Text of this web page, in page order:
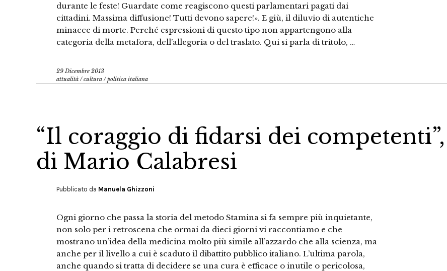
durante le feste! Guardate come reagiscono questi parlamentari pagati dai
cittadini. Massima diffusione! Tutti devono sapere!». E giù, il diluvio di autentiche
minacce di morte. Perché espressioni di questo tipo non appartengono alla
categoria della metafora, dell’allegoria o del traslato. Qui si parla di tritolo, …
29 Dicembre 2013
attualità /cultura /politica italiana
“Il coraggio di fidarsi dei competenti”,
di Mario Calabresi
Pubblicato da Manuela Ghizzoni
Ogni giorno che passa la storia del metodo Stamina si fa sempre più inquietante,
non solo per i retroscena che ormai da dieci giorni vi raccontiamo e che
mostrano un’idea della medicina molto più simile all’azzardo che alla scienza, ma
anche per il livello a cui è scaduto il dibattito pubblico italiano. L’ultima parola,
anche quando si tratta di decidere se una cura è efficace o inutile o pericolosa,